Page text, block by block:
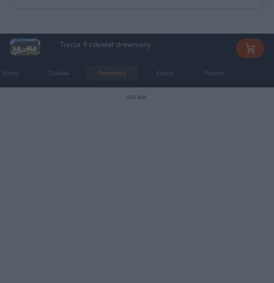
Tracja 9 szkielet drewniany
Rzuty Działka Parametry Koszty Podobne
REKLAMA